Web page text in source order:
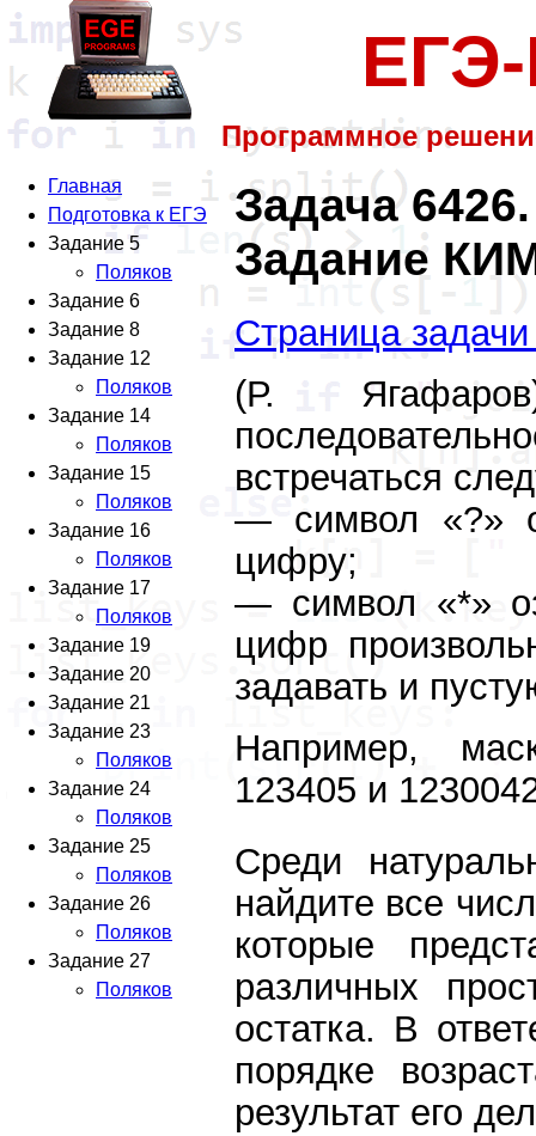
Программное
Главная
Подготовка к ЕГЭ
Задание 5
Поляков
Задание 6
Задание 8
Задание 12
Поляков
Задание 14
Поляков
Задание 15
Поляков
Задание 16
Поляков
Задание 17
Поляков
Задание 19
Задание 20
Задание 21
Задание 23
Поляков
Задание 24
Поляков
Задание 25
Поляков
Задание 26
Поляков
Задание 27
Поляков
Задача
Задание
Страница
(Р.
встречаться
— символ «?»
цифру;
— символ «*»
цифр
задавать и
Например,
123405 и
Среди
найдите все
которые
различных
остатка. В
порядке
результат его